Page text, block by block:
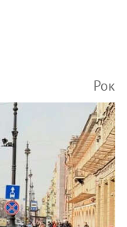
Рок